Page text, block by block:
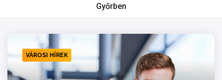
Győrben
VÁROSI HÍREK